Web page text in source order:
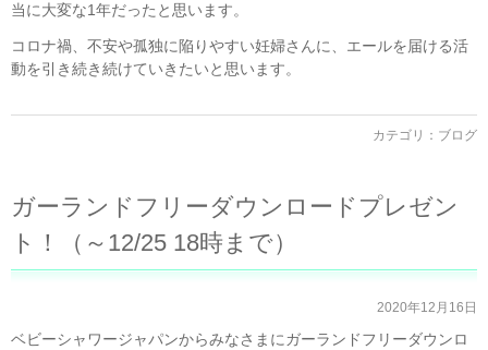
当に大変な1年だったと思います。
コロナ禍、不安や孤独に陥りやすい妊婦さんに、エールを届ける活
動を引き続き続けていきたいと思います。
カテゴリ： ブログ
ガーランドフリーダウンロードプレゼン
ト！（～12/25 18時まで）
2020年12月16日
ベビーシャワージャパンからみなさまにガーランドフリーダウンロ